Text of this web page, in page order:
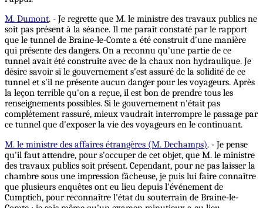
M. Dumont. - Je regrette que M. le ministre des travaux publics ne
soit pas présent à la séance. Il me paraît constaté par le rapport
que le tunnel de Braine-le-Comte a été construit d'une manière
qui présente des dangers. On a reconnu qu'une partie de ce
tunnel avait été construite avec de la chaux non hydraulique. Je
désire savoir si le gouvernement s'est assuré de la solidité de ce
tunnel et s'il ne présente aucun danger pour les voyageurs. Après
la leçon terrible qu'on a reçue, il est bon de prendre tous les
renseignements possibles. Si le gouvernement n'était pas
complétement rassuré, mieux vaudrait interrompre le passage par
ce tunnel que d'exposer la vie des voyageurs en le continuant.
M. le ministre des affaires étrangères (M. Dechamps). - Je pense
qu'il faut attendre, pour s'occuper de cet objet, que M. le ministre
des travaux publics soit présent. Cependant, pour ne pas laisser la
chambre sous une impression fâcheuse, je puis lui faire connaître
que plusieurs enquêtes ont eu lieu depuis l'événement de
Cumptich, pour reconnaître l'état du souterrain de Braine-le-